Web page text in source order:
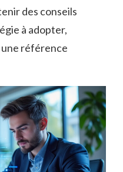
des conseils
à adopter,
une référence